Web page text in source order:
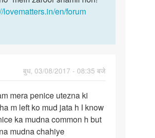
lovematters.in/en/forum
बुध, 03/08/2017 - 08:35 बजे
mera penice utezna ki
m left ko mud jata h I know
ka mudna common h but
mudna chahiye